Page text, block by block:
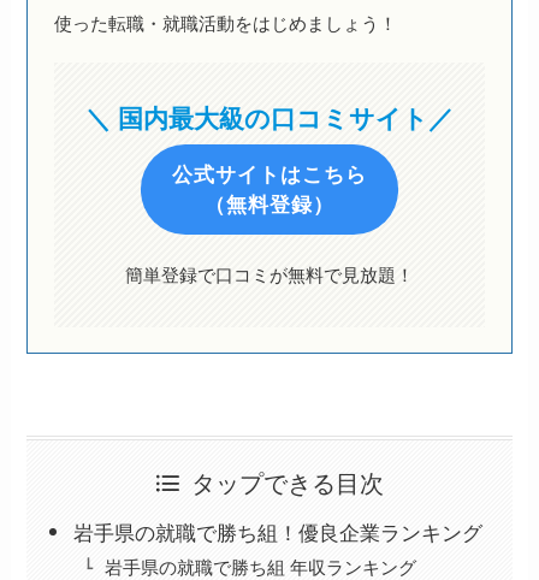
使った転職・就職活動をはじめましょう！
＼ 国内最大級の口コミサイト／
公式サイトはこちら
（無料登録）
簡単登録で口コミが無料で見放題！
タップできる目次
岩手県の就職で勝ち組！優良企業ランキング
岩手県の就職で勝ち組 年収ランキング